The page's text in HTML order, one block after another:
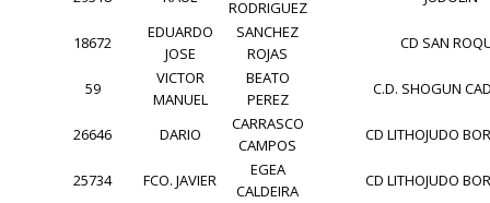
RODRIGUEZ
18672
EDUARDO
JOSE
SANCHEZ
ROJAS
CD SAN
59
VICTOR
MANUEL
BEATO
PEREZ
C.D. SHOGUN
26646 DARIO
CARRASCO
CAMPOS
CD LITHOJUDO
25734 FCO. JAVIER
EGEA
CALDEIRA
CD LITHOJUDO